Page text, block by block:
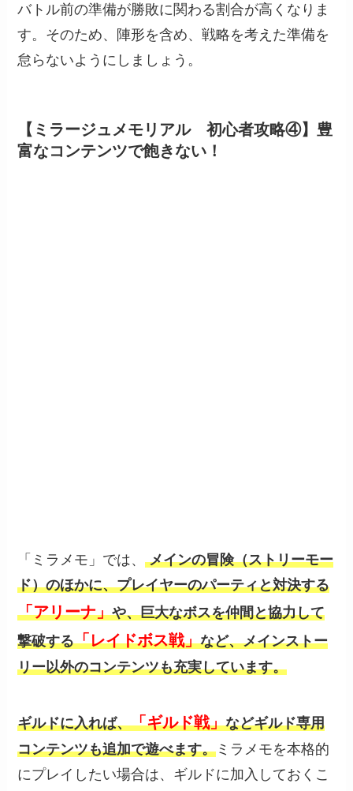
バトル前の準備が勝敗に関わる割合が高くなりま
す。そのため、陣形を含め、戦略を考えた準備を
怠らないようにしましょう。
【ミラージュメモリアル 初心者攻略④】豊
富なコンテンツで飽きない！
「ミラメモ」では、メインの冒険（ストリーモー
ド）のほかに、プレイヤーのパーティと対決する
「アリーナ」や、巨大なボスを仲間と協力して
撃破する「レイドボス戦」など、メインストー
リー以外のコンテンツも充実しています。
ギルドに入れば、「ギルド戦」などギルド専用
コンテンツも追加で遊べます。 ミラメモを本格的
にプレイしたい場合は、ギルドに加入しておくこ